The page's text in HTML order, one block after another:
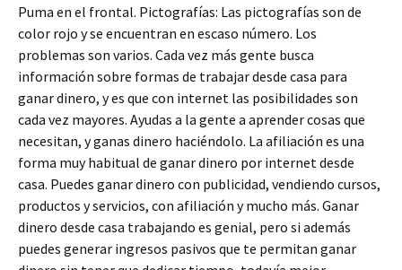
Puma en el frontal. Pictografías: Las pictografías son de
color rojo y se encuentran en escaso número. Los
problemas son varios. Cada vez más gente busca
información sobre formas de trabajar desde casa para
ganar dinero, y es que con internet las posibilidades son
cada vez mayores. Ayudas a la gente a aprender cosas que
necesitan, y ganas dinero haciéndolo. La afiliación es una
forma muy habitual de ganar dinero por internet desde
casa. Puedes ganar dinero con publicidad, vendiendo cursos,
productos y servicios, con afiliación y mucho más. Ganar
dinero desde casa trabajando es genial, pero si además
puedes generar ingresos pasivos que te permitan ganar